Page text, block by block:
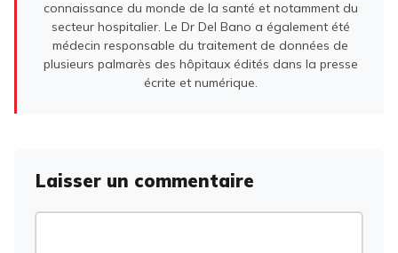
connaissance du monde de la santé et notamment du
secteur hospitalier. Le Dr Del Bano a également été
médecin responsable du traitement de données de
plusieurs palmarès des hôpitaux édités dans la presse
écrite et numérique.
Laisser un commentaire